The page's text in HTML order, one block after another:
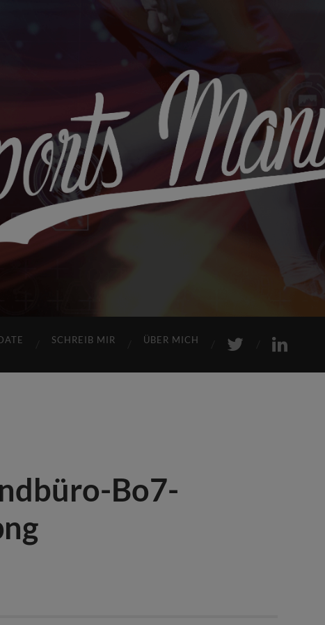
SCHREIB MIR ÜBER MICH
Bo7-